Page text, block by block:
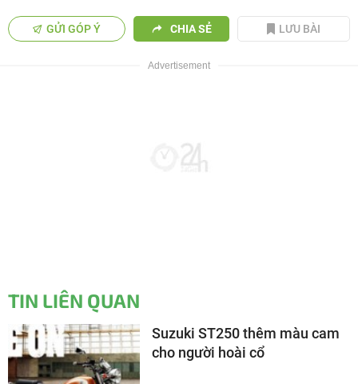
GỬI GÓP Ý CHIA SẺ LƯU BÀI
TIN LIÊN QUAN
Suzuki ST250 thêm màu cam
cho người hoài cổ